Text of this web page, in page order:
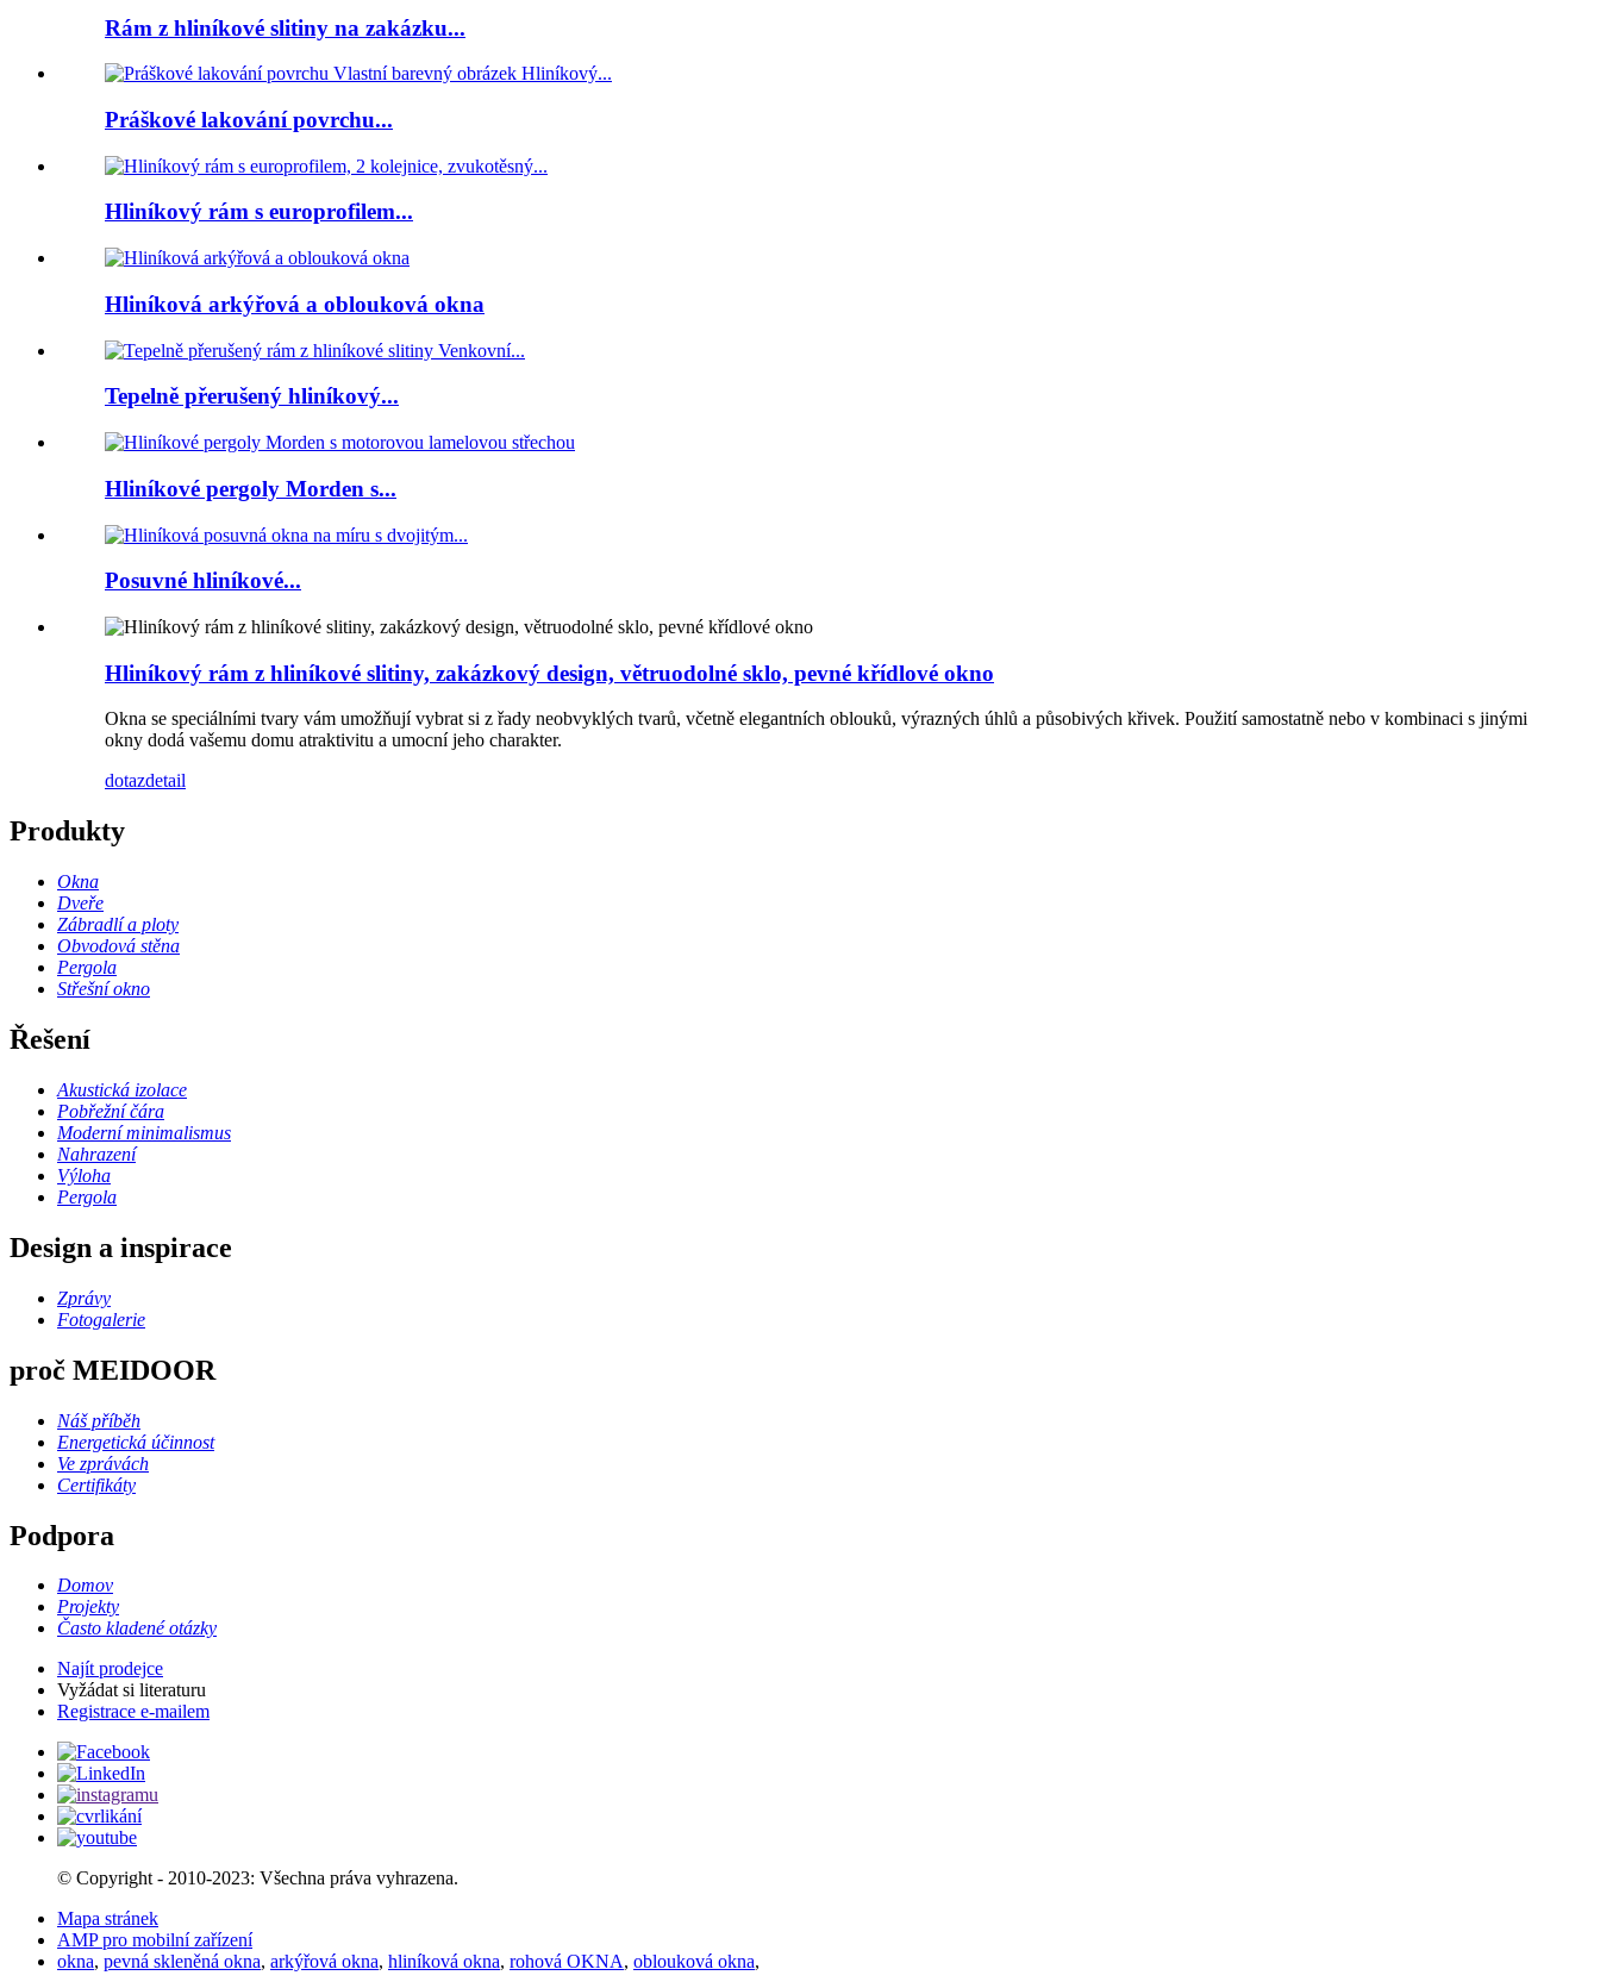
Rám z hliníkové slitiny na zakázku...
Práškové lakování povrchu...
Hliníkový rám s europrofilem...
Hliníková arkýřová a oblouková okna
Tepelně přerušený hliníkový...
Hliníkové pergoly Morden s...
Posuvné hliníkové...
Hliníkový rám z hliníkové slitiny, zakázkový design, větruodolné sklo, pevné křídlové okno
Okna se speciálními tvary vám umožňují vybrat si z řady neobvyklých tvarů, včetně elegantních oblouků, výrazných úhlů a působivých křivek. Použití samostatně nebo v kombinaci s jinými
okny dodá vašemu domu atraktivitu a umocní jeho charakter.
dotazdetail
Produkty
Okna
Dveře
Zábradlí a ploty
Obvodová stěna
Pergola
Střešní okno
Řešení
Akustická izolace
Pobřežní čára
Moderní minimalismus
Nahrazení
Výloha
Pergola
Design a inspirace
Zprávy
Fotogalerie
proč MEIDOOR
Náš příběh
Energetická účinnost
Ve zprávách
Certifikáty
Podpora
Domov
Projekty
Často kladené otázky
Najít prodejce
Vyžádat si literaturu
Registrace e-mailem
© Copyright - 2010-2023: Všechna práva vyhrazena.
Mapa stránek
AMP pro mobilní zařízení
okna, pevná skleněná okna, arkýřová okna, hliníková okna, rohová OKNA, oblouková okna,